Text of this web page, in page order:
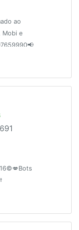
ao
Mobi e